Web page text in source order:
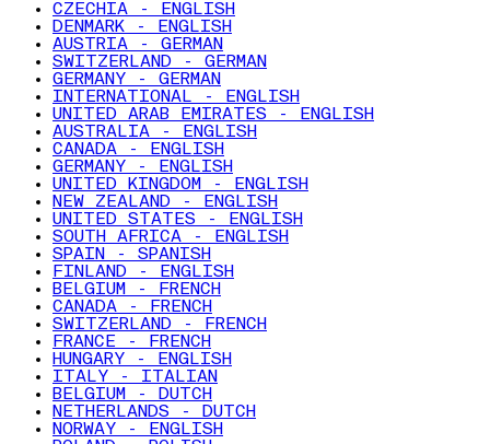
CZECHIA - ENGLISH
DENMARK - ENGLISH
AUSTRIA - GERMAN
SWITZERLAND - GERMAN
GERMANY - GERMAN
INTERNATIONAL - ENGLISH
UNITED ARAB EMIRATES - ENGLISH
AUSTRALIA - ENGLISH
CANADA - ENGLISH
GERMANY - ENGLISH
UNITED KINGDOM - ENGLISH
NEW ZEALAND - ENGLISH
UNITED STATES - ENGLISH
SOUTH AFRICA - ENGLISH
SPAIN - SPANISH
FINLAND - ENGLISH
BELGIUM - FRENCH
CANADA - FRENCH
SWITZERLAND - FRENCH
FRANCE - FRENCH
HUNGARY - ENGLISH
ITALY - ITALIAN
BELGIUM - DUTCH
NETHERLANDS - DUTCH
NORWAY - ENGLISH